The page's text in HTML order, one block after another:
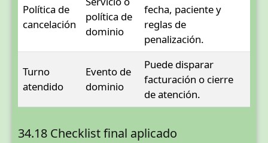
Política de
cancelación
política de
dominio
fecha, paciente y
reglas de
penalización.
Turno
atendido
Evento de
dominio
Puede disparar
facturación o cierre
de atención.
34.18 Checklist final aplicado